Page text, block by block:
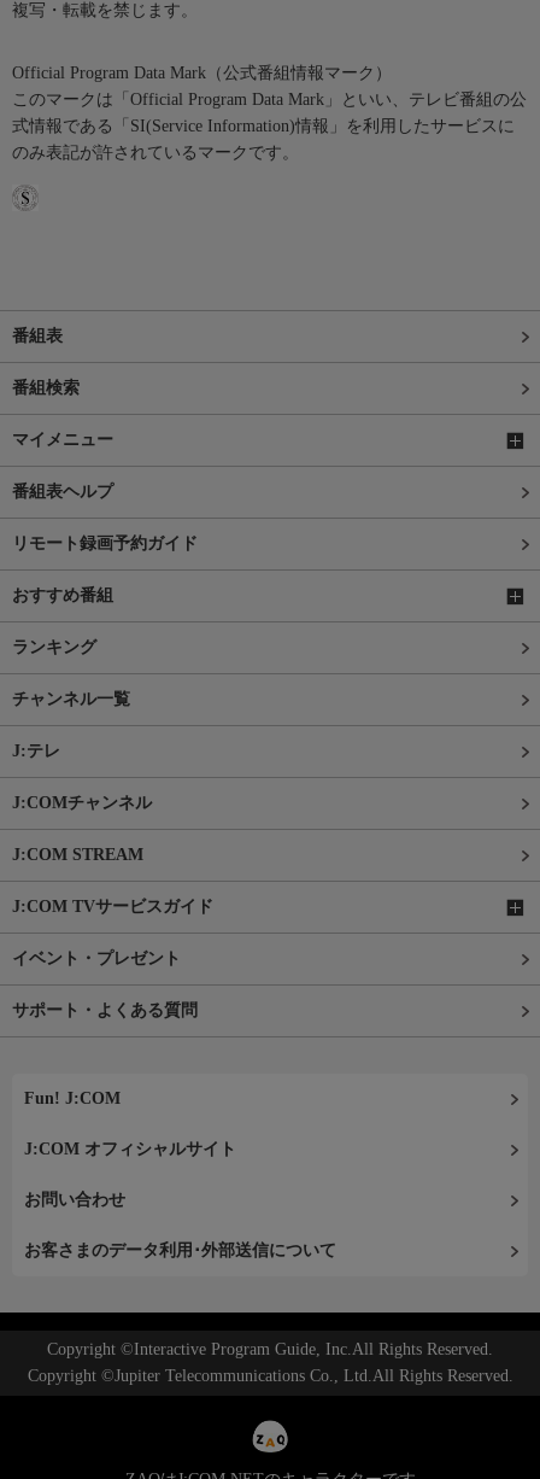
複写・転載を禁じます。
Official Program Data Mark（公式番組情報マーク）
このマークは「Official Program Data Mark」といい、テレビ番組の公
式情報である「SI(Service Information)情報」を利用したサービスに
のみ表記が許されているマークです。
番組表
番組検索
マイメニュー
番組表ヘルプ
リモート録画予約ガイド
おすすめ番組
ランキング
チャンネル一覧
J:テレ
J:COMチャンネル
J:COM STREAM
J:COM TVサービスガイド
イベント・プレゼント
サポート・よくある質問
Fun! J:COM
J:COM オフィシャルサイト
お問い合わせ
お客さまのデータ利用･外部送信について
Copyright ©Interactive Program Guide, Inc.All Rights Reserved.
Copyright ©Jupiter Telecommunications Co., Ltd.All Rights Reserved.